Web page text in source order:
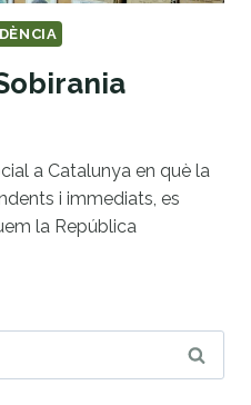
a Catalunya en què la
i immediats, es
la República